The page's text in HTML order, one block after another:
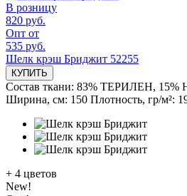
В розницу
820 руб.
Опт от
535 руб.
Шелк крэш Бриджит 52255
КУПИТЬ
Состав ткани: 83% ТЕРИЛЕН,
Ширина, см: 150 Плотность, гр/м²:
+ 4 цветов
New!